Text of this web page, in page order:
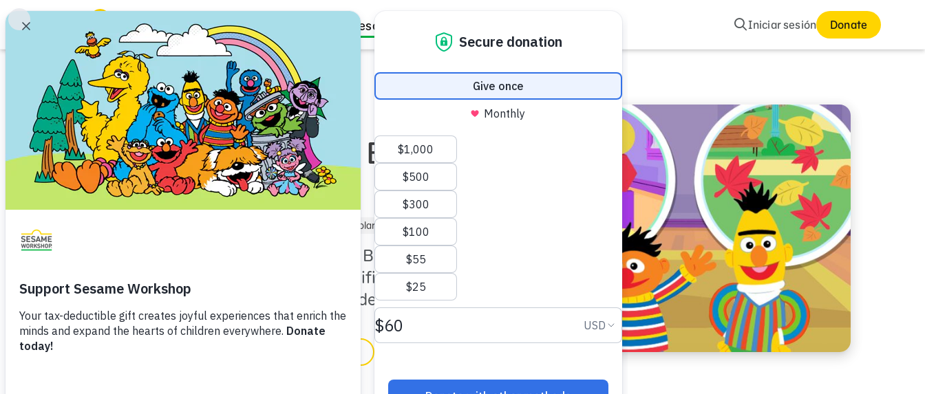
Family Resources Buscar
Iniciar sesión Donate
Buscar
Family Resources
ABCs and 123s
Healthy Minds and Bodies
Tough Topics
Courses and Webinars
Games and Storybooks
Our Work
Juego
Adentro y afuera con Bert y
Ernie
Preescolar (de 3 a 5) Niño mayor (7+)
Los niños pueden jugar y aprender con Bert y Ernie a
observar y notar, reunir y recopilar, clasificar y combinar y a
usar pistas para desarrollar destrezas de razonamiento.